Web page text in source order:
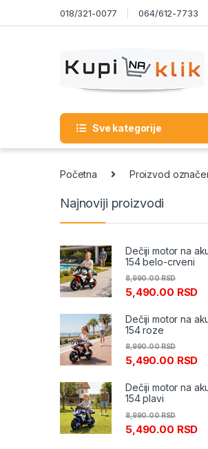
Skip to navigation018/321-0077 064/612-7733
Sve kategorije
Početna Proizvod
Najnoviji proizvodi
Dečiji motor na
154 belo-crveni
5,490.00 RSD
8,990.00RSD
Dečiji motor na
154 roze
5,490.00 RSD
8,990.00RSD
Dečiji motor na
154 plavi
5,490.00 RSD
8,990.00RSD